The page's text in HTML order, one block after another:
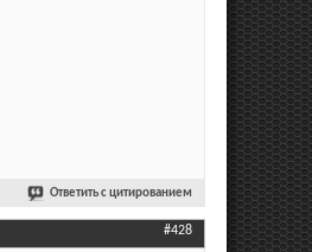
Ответить с цитированием
#428